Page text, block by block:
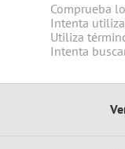
Comprueba
Intenta
Utiliza
Intenta